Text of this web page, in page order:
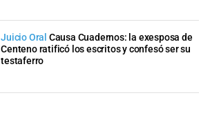
Juicio Oral Causa Cuadernos: la exesposa de
Centeno ratificó los escritos y confesó ser su
testaferro